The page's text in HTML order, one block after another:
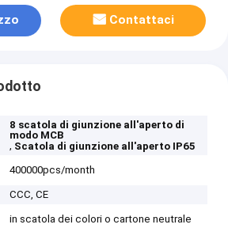
Contattaci
8 scatola di giunzione all'aperto di
modo MCB
, Scatola di giunzione all'aperto IP65
400000pcs/month
CCC, CE
in scatola dei colori o cartone neutrale